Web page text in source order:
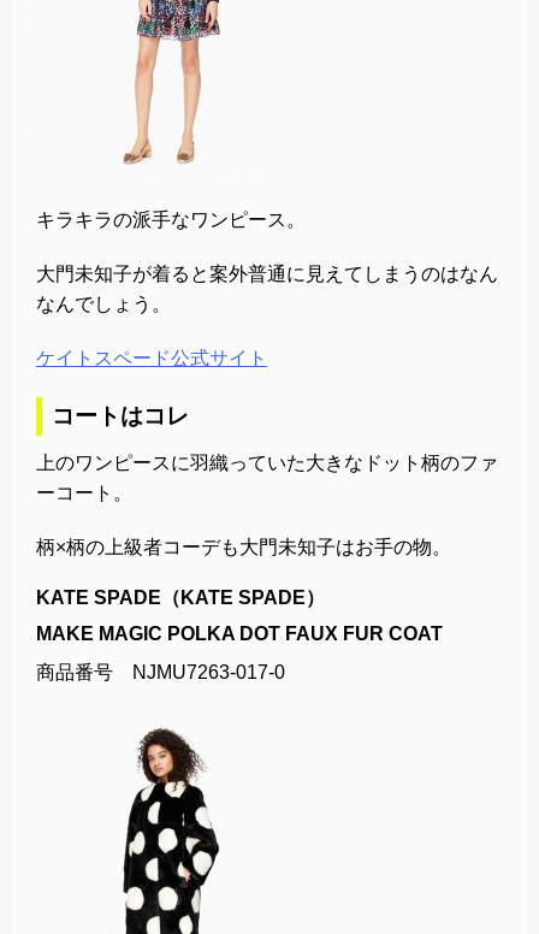
キラキラの派手なワンピース。
大門未知子が着ると案外普通に見えてしまうのはなん
なんでしょう。
ケイトスペード公式サイト
コートはコレ
上のワンピースに羽織っていた大きなドット柄のファ
ーコート。
柄×柄の上級者コーデも大門未知子はお手の物。
KATE SPADE（KATE SPADE）
MAKE MAGIC POLKA DOT FAUX FUR COAT
商品番号 NJMU7263-017-0